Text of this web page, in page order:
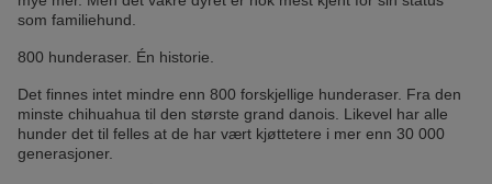
som familiehund.
800 hunderaser. Én historie.
Det finnes intet mindre enn 800 forskjellige hunderaser. Fra den
minste chihuahua til den største grand danois. Likevel har alle
hunder det til felles at de har vært kjøttetere i mer enn 30 000
generasjoner.